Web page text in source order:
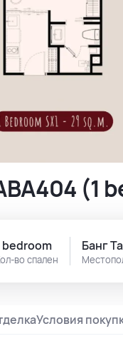
(1
во спален
bedroom Банг
Условия